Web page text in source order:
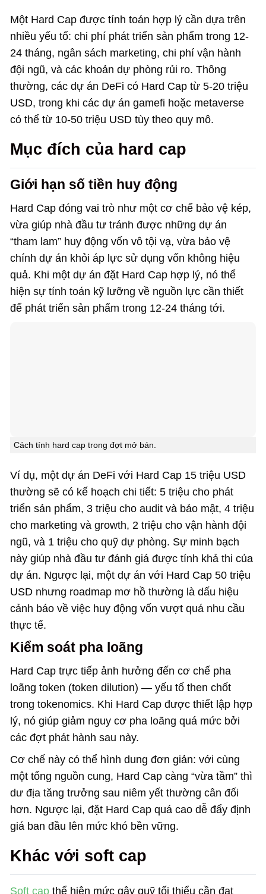
Một Hard Cap được tính toán hợp lý cần dựa trên
nhiều yếu tố: chi phí phát triển sản phẩm trong 12-
24 tháng, ngân sách marketing, chi phí vận hành
đội ngũ, và các khoản dự phòng rủi ro. Thông
thường, các dự án DeFi có Hard Cap từ 5-20 triệu
USD, trong khi các dự án gamefi hoặc metaverse
có thể từ 10-50 triệu USD tùy theo quy mô.
Mục đích của hard cap
Giới hạn số tiền huy động
Hard Cap đóng vai trò như một cơ chế bảo vệ kép,
vừa giúp nhà đầu tư tránh được những dự án
“tham lam” huy động vốn vô tội vạ, vừa bảo vệ
chính dự án khỏi áp lực sử dụng vốn không hiệu
quả. Khi một dự án đặt Hard Cap hợp lý, nó thể
hiện sự tính toán kỹ lưỡng về nguồn lực cần thiết
để phát triển sản phẩm trong 12-24 tháng tới.
Cách tính hard cap trong đợt mở bán.
Ví dụ, một dự án DeFi với Hard Cap 15 triệu USD
thường sẽ có kế hoạch chi tiết: 5 triệu cho phát
triển sản phẩm, 3 triệu cho audit và bảo mật, 4 triệu
cho marketing và growth, 2 triệu cho vận hành đội
ngũ, và 1 triệu cho quỹ dự phòng. Sự minh bạch
này giúp nhà đầu tư đánh giá được tính khả thi của
dự án. Ngược lại, một dự án với Hard Cap 50 triệu
USD nhưng roadmap mơ hồ thường là dấu hiệu
cảnh báo về việc huy động vốn vượt quá nhu cầu
thực tế.
Kiểm soát pha loãng
Hard Cap trực tiếp ảnh hưởng đến cơ chế pha
loãng token (token dilution) — yếu tố then chốt
trong tokenomics. Khi Hard Cap được thiết lập hợp
lý, nó giúp giảm nguy cơ pha loãng quá mức bởi
các đợt phát hành sau này.
Cơ chế này có thể hình dung đơn giản: với cùng
một tổng nguồn cung, Hard Cap càng “vừa tầm” thì
dư địa tăng trưởng sau niêm yết thường cân đối
hơn. Ngược lại, đặt Hard Cap quá cao dễ đẩy định
giá ban đầu lên mức khó bền vững.
Khác với soft cap
Soft cap thể hiện mức gây quỹ tối thiểu cần đạt